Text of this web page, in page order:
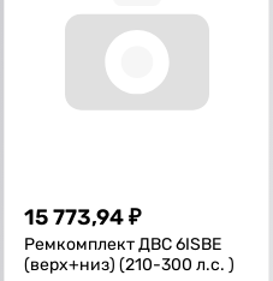
15 773,94₽
Ремкомплект ДВС 6ISBE
(верх+низ) (210-300 л.с. )